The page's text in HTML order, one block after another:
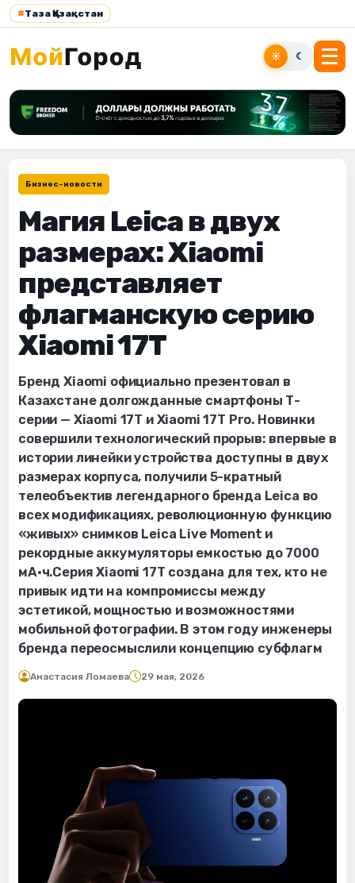
#Таза Қазақстан
☀ ☾
Бизнес-новости
Магия Leica в двух
размерах: Xiaomi
представляет
флагманскую серию
Xiaomi 17T
Бренд Xiaomi официально презентовал в
Казахстане долгожданные смартфоны Т-
серии — Xiaomi 17T и Xiaomi 17T Pro. Новинки
совершили технологический прорыв: впервые в
истории линейки устройства доступны в двух
размерах корпуса, получили 5-кратный
телеобъектив легендарного бренда Leica во
всех модификациях, революционную функцию
«живых» снимков Leica Live Moment и
рекордные аккумуляторы емкостью до 7000
мА·ч.Серия Xiaomi 17T создана для тех, кто не
привык идти на компромиссы между
эстетикой, мощностью и возможностями
мобильной фотографии. В этом году инженеры
бренда переосмыслили концепцию субфлагм
Анастасия Ломаева 29 мая, 2026